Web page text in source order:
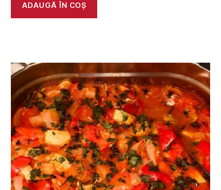
ADAUGĂ ÎN COȘ